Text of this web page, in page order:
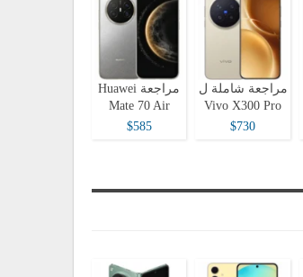
مراجعة شاملة ل
Vivo X300 Pro
$730
مراجعة Huawei
Mate 70 Air
$585